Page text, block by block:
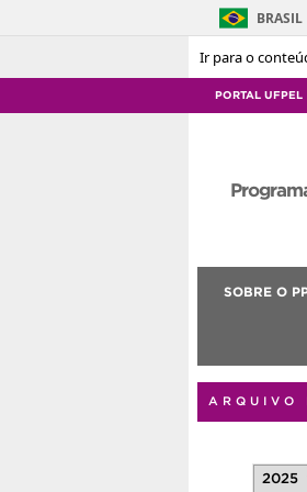
Ir para o
BRASIL
PORTAL UFPEL
SOBRE O
ARQUIVO